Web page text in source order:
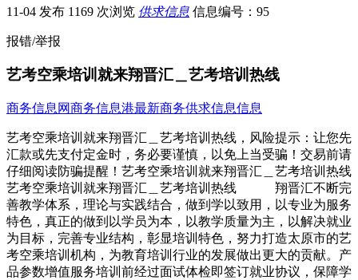
11-04 发布 1169 次浏览 供求信息 信息编号：95
报错/举报
艺考空乘培训就来翔晋汇＿艺考培训热线
商务信息网商务信息港最新商务供求信息信息
艺考空乘培训就来翔晋汇＿艺考培训热线，风险提示：让您先
汇款或先支付定金时，务必要谨慎，以免上当受骗！交易前请
仔细阅读防骗提醒！艺考空乘培训就来翔晋汇＿艺考培训热线
艺考空乘培训就来翔晋汇＿艺考培训热线 翔晋汇不断完
善教学体系，理论与实践结合，做到学以致用，以专业为服务
特色，真正的做到以学员为本，以教学质量为主，以解决就业
为目标，完善专业结构，彰显培训特色，努力打造太原市的艺
考空乘培训机构，为教育培训行业的发展做出更大的贡献。产
品参数增值服务培训前经过面试体检即签订就业协议，保障学